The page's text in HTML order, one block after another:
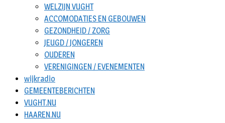
WELZIJN VUGHT
ACCOMODATIES EN GEBOUWEN
GEZONDHEID / ZORG
JEUGD / JONGEREN
OUDEREN
VERENIGINGEN / EVENEMENTEN
wijkradio
GEMEENTEBERICHTEN
VUGHT.NU
HAAREN.NU